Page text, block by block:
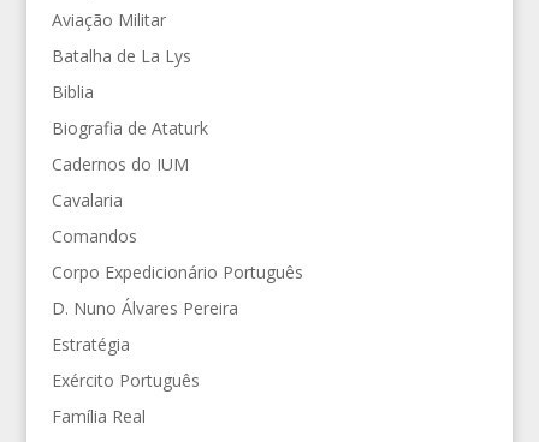
Aviação Militar
Batalha de La Lys
Biblia
Biografia de Ataturk
Cadernos do IUM
Cavalaria
Comandos
Corpo Expedicionário Português
D. Nuno Álvares Pereira
Estratégia
Exército Português
Família Real